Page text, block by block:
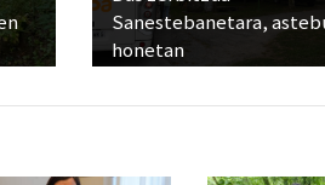
Sanestebanetara,
honetan